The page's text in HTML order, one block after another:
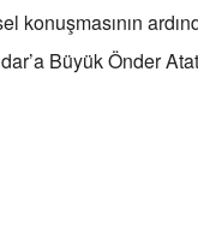
konuşmasının
Büyük Önder